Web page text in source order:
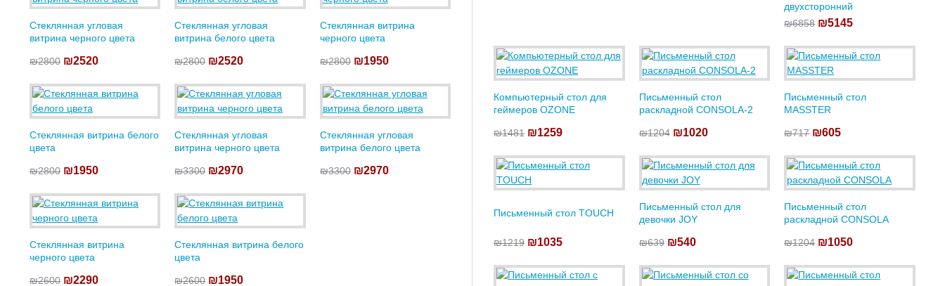
Стеклянная угловая
витрина черного цвета
₪2800 ₪2520
Стеклянная угловая
витрина белого цвета
₪2800 ₪2520
Стеклянная витрина
черного цвета
₪2800 ₪1950
Стеклянная витрина белого
цвета
₪2800 ₪1950
Стеклянная угловая
витрина черного цвета
₪3300 ₪2970
Стеклянная угловая
витрина белого цвета
₪3300 ₪2970
Стеклянная витрина
черного цвета
₪2600 ₪2290
Стеклянная витрина белого
цвета
₪2600 ₪1950
двухсторонний
₪6858 ₪5145
Компьютерный стол для
геймеров OZONE
₪1481 ₪1259
Письменный стол
раскладной CONSOLA-2
₪1204 ₪1020
Письменный стол
MASSTER
₪717 ₪605
Письменный стол TOUCH
₪1219 ₪1035
Письменный стол для
девочки JOY
₪639 ₪540
Письменный стол
раскладной CONSOLA
₪1204 ₪1050